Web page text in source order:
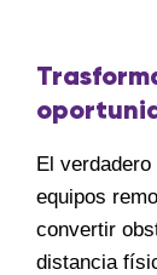
El
equipos
convertir
distancia